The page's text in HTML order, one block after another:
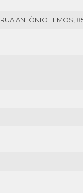
RUA ANTÔNIO LEMOS,